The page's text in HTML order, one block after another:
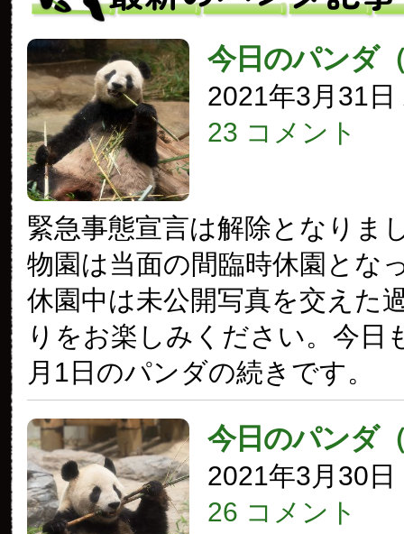
今日のパンダ
2021年3月31日
23 コメント
緊急事態宣言は解除となりま
物園は当面の間臨時休園とな
休園中は未公開写真を交えた
りをお楽しみください。今日
月1日のパンダの続きです。
今日のパンダ
2021年3月30日
26 コメント